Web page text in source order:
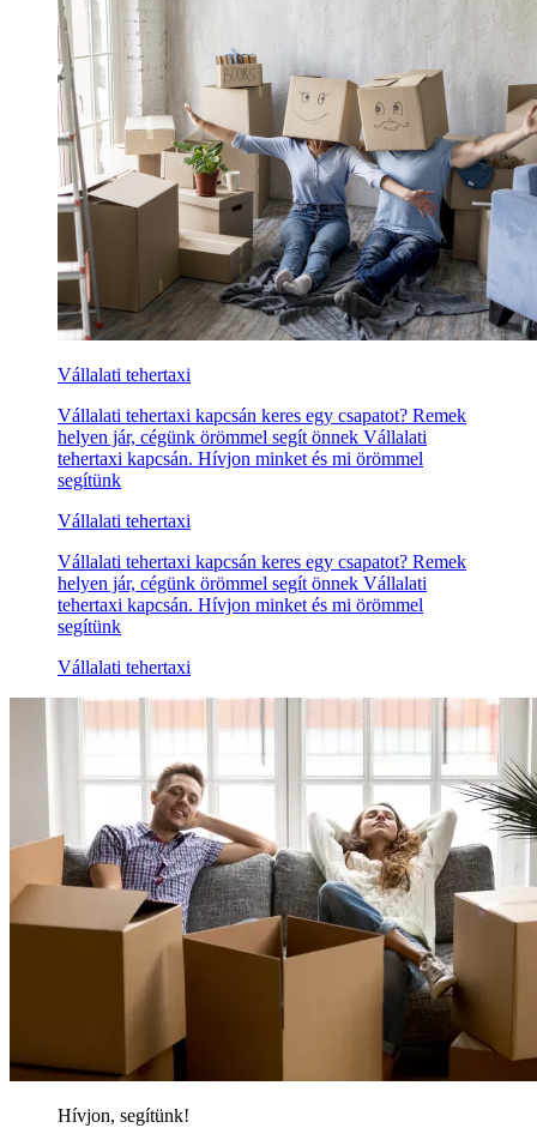
Vállalati tehertaxi
Vállalati tehertaxi kapcsán keres egy csapatot? Remek
helyen jár, cégünk örömmel segít önnek Vállalati
tehertaxi kapcsán. Hívjon minket és mi örömmel
segítünk
Vállalati tehertaxi
Vállalati tehertaxi kapcsán keres egy csapatot? Remek
helyen jár, cégünk örömmel segít önnek Vállalati
tehertaxi kapcsán. Hívjon minket és mi örömmel
segítünk
Vállalati tehertaxi
Hívjon, segítünk!